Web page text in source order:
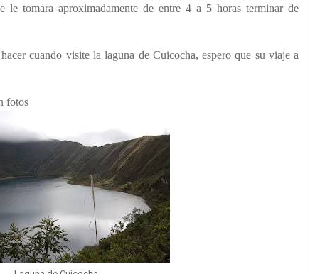
le tomara aproximadamente de entre 4 a 5 horas terminar de
cuando visite la laguna de Cuicocha, espero que su viaje a
fotos